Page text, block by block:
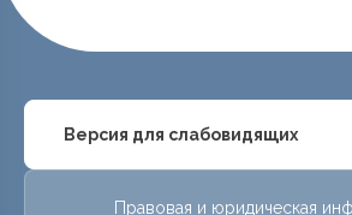
Версия для слабовидящих
Правовая и юридическая